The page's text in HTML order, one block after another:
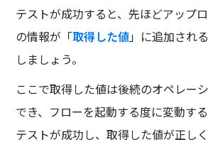
テストが成功すると、先ほどアップ
の情報が「取得した値」に追加され
しましょう。
ここで取得した値は後続のオペレー
でき、フローを起動する度に変動する
テストが成功し、取得した値が正し